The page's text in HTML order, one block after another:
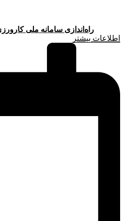
راه‌اندازی سامانه ملی
اطلاعات بیشتر